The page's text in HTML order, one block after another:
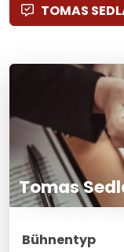
TOMAS
Tomas
Bühnentyp